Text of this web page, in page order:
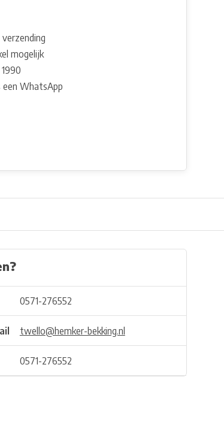
mogelijk
een WhatsApp
0571-276552
twello@hemker-bekking.nl
0571-276552